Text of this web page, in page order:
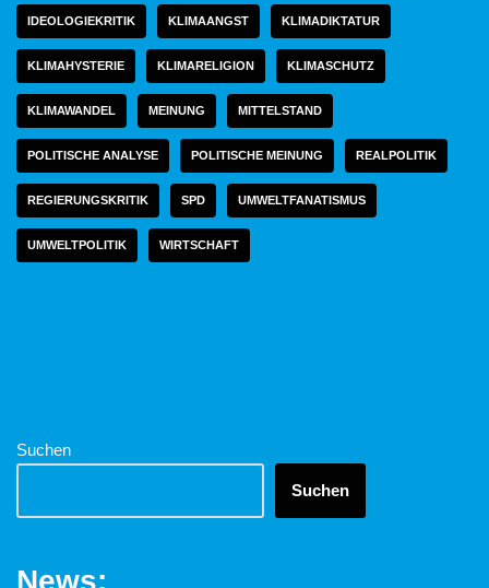
IDEOLOGIEKRITIK KLIMAANGST KLIMADIKTATUR
KLIMAHYSTERIE KLIMARELIGION KLIMASCHUTZ
KLIMAWANDEL MEINUNG MITTELSTAND
POLITISCHE ANALYSE POLITISCHE MEINUNG REALPOLITIK
REGIERUNGSKRITIK SPD UMWELTFANATISMUS
UMWELTPOLITIK WIRTSCHAFT
Suchen
Suchen
News: